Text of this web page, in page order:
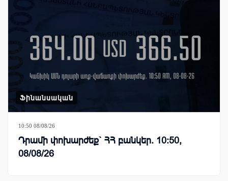
Ֆինանսական
10:50 08/08/26
Դրամի փոխարժեք` ՀՀ բանկեր. 10:50,
08/08/26